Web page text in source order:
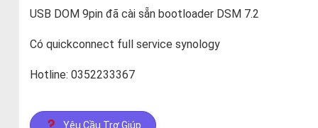
USB DOM 9pin đã cài sẵn bootloader DSM 7.2
Có quickconnect full service synology
Hotline: 0352233367
Yêu Cầu Trợ Giúp